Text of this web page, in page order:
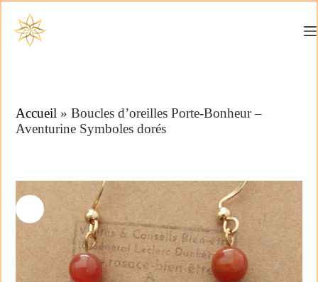
Accueil » Boucles d’oreilles Porte-Bonheur –
Aventurine Symboles dorés